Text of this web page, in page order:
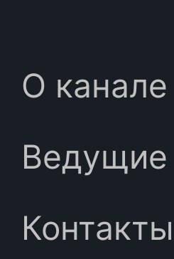
О канале
Ведущие
Контакты